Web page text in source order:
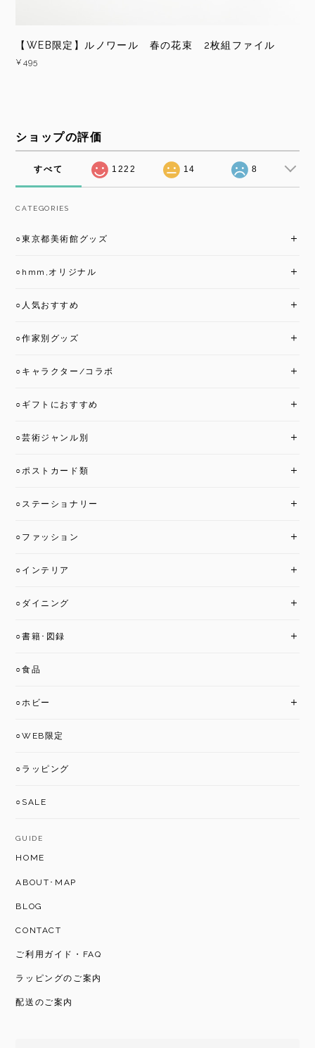
【WEB限定】ルノワール 春の花束 2枚組ファイル
¥495
ショップの評価
すべて 1222 14 8
CATEGORIES
○東京都美術館グッズ
○hmm,オリジナル
○人気おすすめ
○作家別グッズ
○キャラクター/コラボ
○ギフトにおすすめ
○芸術ジャンル別
○ポストカード類
○ステーショナリー
○ファッション
○インテリア
○ダイニング
○書籍･図録
○食品
○ホビー
○WEB限定
○ラッピング
○SALE
GUIDE
HOME
ABOUT･MAP
BLOG
CONTACT
ご利用ガイド・FAQ
ラッピングのご案内
配送のご案内